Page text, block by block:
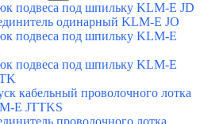
подвеса под шпильку KLM-E JD
одинарный KLM-E JO
подвеса под шпильку KLM-E
подвеса под шпильку KLM-E
кабельный проволочного лотка
E JTTKS